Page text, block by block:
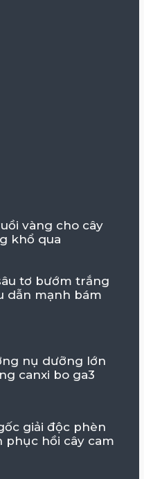
vàng cho cây
khổ qua
tơ bướm trắng
dẫn mạnh bám
nụ dưỡng lớn
canxi bo ga3
giải độc phèn
phục hồi cây cam